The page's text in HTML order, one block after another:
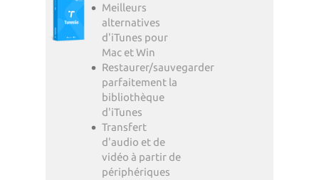
Meilleurs
alternatives
d'iTunes pour
Mac et Win
Restaurer/sauvegarder
parfaitement la
bibliothèque
d'iTunes
Transfert
d'audio et de
vidéo à partir de
périphériques